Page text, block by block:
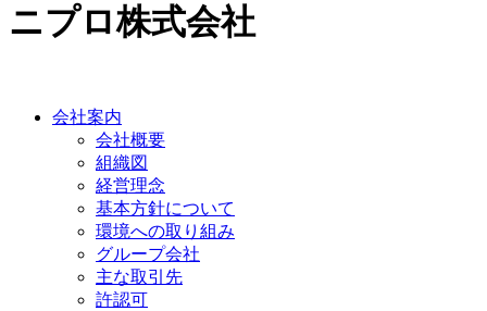
ニプロ株式会社
会社案内
会社概要
組織図
経営理念
基本方針について
環境への取り組み
グループ会社
主な取引先
許認可